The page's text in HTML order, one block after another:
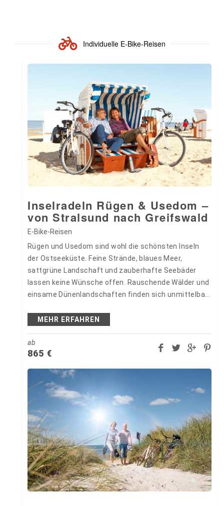
Individuelle E-Bike-Reisen
Inselradeln Rügen & Usedom –
von Stralsund nach Greifswald
E-Bike-Reisen
Rügen und Usedom sind wohl die schönsten Inseln
der Ostseeküste. Feine Strände, blaues Meer,
sattgrüne Landschaft und zauberhafte Seebäder
lassen keine Wünsche offen. Rauschende Wälder und
einsame Dünenlandschaften finden sich unmittelbar
Strandpromenaden, die erfrischendes
MEHR ERFAHREN
ab
865 €